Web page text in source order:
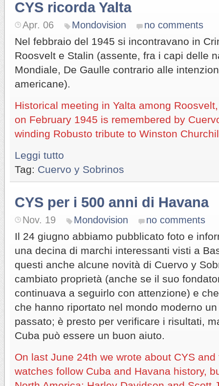
CYS ricorda Yalta
Apr. 06 Mondovision no comments
Nel febbraio del 1945 si incontravano in
Roosvelt e Stalin (assente, fra i capi delle
Mondiale, De Gaulle contrario alle
americane).
Historical meeting in Yalta among
on February 1945 is remembered by
winding Robusto tribute to Winston
Leggi tutto
Tag: Cuervo y Sobrinos
CYS per i 500 anni di Havana
Nov. 19 Mondovision no comments
Il 24 giugno abbiamo pubblicato foto e
una decina di marchi interessanti visti a
questi anche alcune novità di Cuervo y
cambiato proprietà (anche se il suo
continuava a seguirlo con attenzione) e
che hanno riportato nel mondo moderno
passato; è presto per verificare i risultati,
Cuba può essere un buon aiuto.
On last June 24th we wrote about CYS
watches follow Cuba and Havana history,